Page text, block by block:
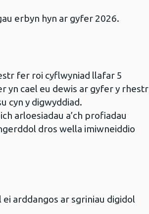
erbyn hyn ar gyfer 2026.
fer roi cyflwyniad llafar 5
yn cael eu dewis ar gyfer y rhestr
cyn y digwyddiad.
arloesiadau a’ch profiadau
dros wella imiwneiddio
arddangos ar sgriniau digidol